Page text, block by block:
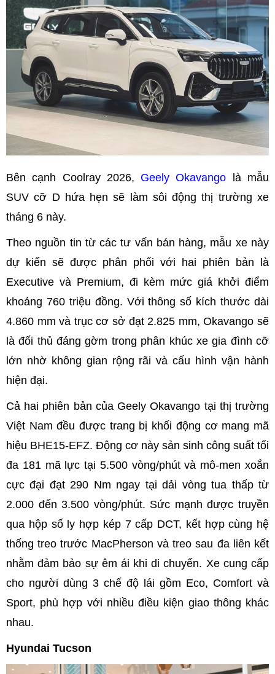
Bên cạnh Coolray 2026, Geely Okavango là mẫu
SUV cỡ D hứa hẹn sẽ làm sôi động thị trường xe
tháng 6 này.
Theo nguồn tin từ các tư vấn bán hàng, mẫu xe này
dự kiến sẽ được phân phối với hai phiên bản là
Executive và Premium, đi kèm mức giá khởi điểm
khoảng 760 triệu đồng. Với thông số kích thước dài
4.860 mm và trục cơ sở đạt 2.825 mm, Okavango sẽ
là đối thủ đáng gờm trong phân khúc xe gia đình cỡ
lớn nhờ không gian rộng rãi và cấu hình vận hành
hiện đại.
Cả hai phiên bản của Geely Okavango tại thị trường
Việt Nam đều được trang bị khối động cơ mang mã
hiệu BHE15-EFZ. Động cơ này sản sinh công suất tối
đa 181 mã lực tại 5.500 vòng/phút và mô-men xoắn
cực đại đạt 290 Nm ngay tại dải vòng tua thấp từ
2.000 đến 3.500 vòng/phút. Sức mạnh được truyền
qua hộp số ly hợp kép 7 cấp DCT, kết hợp cùng hệ
thống treo trước MacPherson và treo sau đa liên kết
nhằm đảm bảo sự êm ái khi di chuyển. Xe cung cấp
cho người dùng 3 chế độ lái gồm Eco, Comfort và
Sport, phù hợp với nhiều điều kiện giao thông khác
nhau.
Hyundai Tucson